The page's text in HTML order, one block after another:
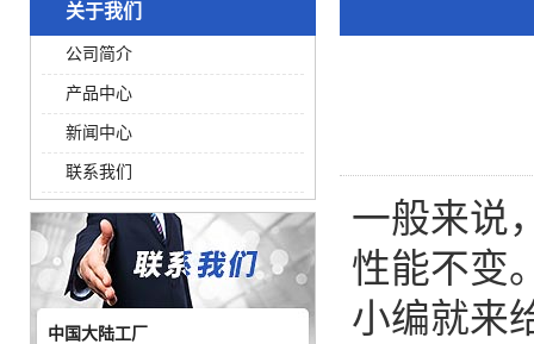
关于我们
公司简介
产品中心
新闻中心
联系我们
中国大陆工厂
一般来说
性能不变
小编就来